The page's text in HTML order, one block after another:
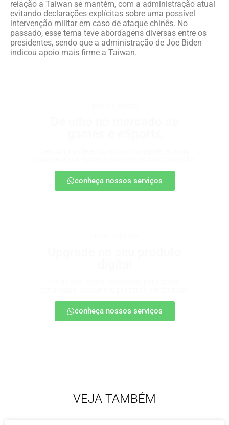
relação a Taiwan se mantém, com a administração atual
evitando declarações explícitas sobre uma possível
intervenção militar em caso de ataque chinês. No
passado, esse tema teve abordagens diversas entre os
presidentes, sendo que a administração de Joe Biden
indicou apoio mais firme a Taiwan.
conheça nossos serviços
conheça nossos serviços
VEJA TAMBÉM